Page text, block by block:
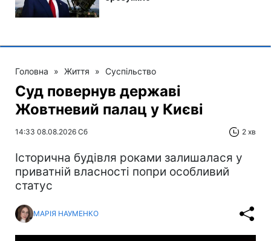
Головна » Життя » Суспільство
Суд повернув державі
Жовтневий палац у Києві
14:33 08.08.2026 Сб 2 хв
Історична будівля роками залишалася у
приватній власності попри особливий
статус
МАРІЯ НАУМЕНКО